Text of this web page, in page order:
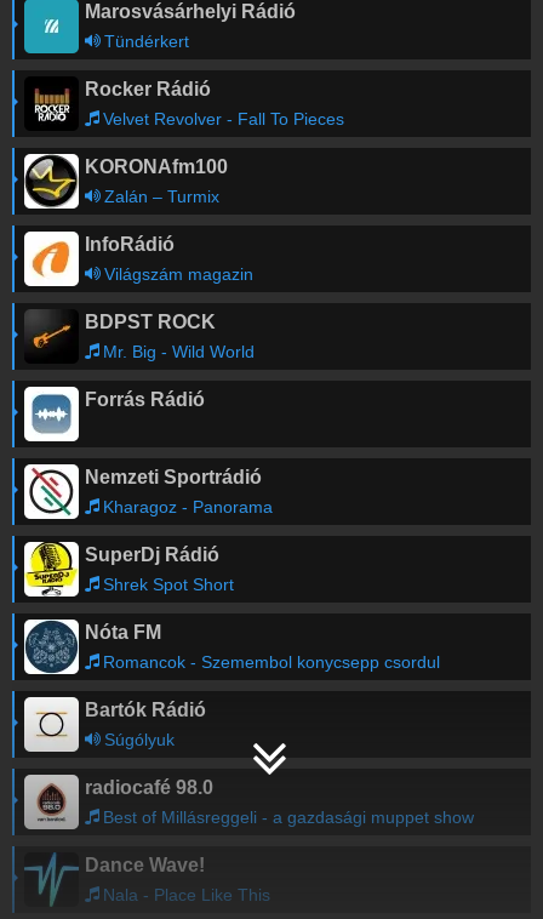
Marosvásárhelyi Rádió
Tündérkert
Rocker Rádió
Velvet Revolver - Fall To Pieces
KORONAfm100
Zalán – Turmix
InfoRádió
Világszám magazin
BDPST ROCK
Mr. Big - Wild World
Forrás Rádió
Nemzeti Sportrádió
Kharagoz - Panorama
SuperDj Rádió
Shrek Spot Short
Nóta FM
Romancok - Szemembol konycsepp csordul
Bartók Rádió
Súgólyuk
radiocafé 98.0
Best of Millásreggeli - a gazdasági muppet show
Dance Wave!
Nala - Place Like This